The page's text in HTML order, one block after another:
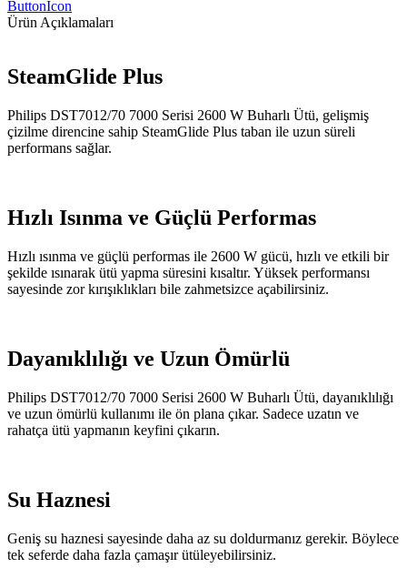
ButtonIcon
Ürün Açıklamaları
SteamGlide Plus
Philips DST7012/70 7000 Serisi 2600 W Buharlı Ütü, gelişmiş
çizilme direncine sahip SteamGlide Plus taban ile uzun süreli
performans sağlar.
Hızlı Isınma ve Güçlü Performas
Hızlı ısınma ve güçlü performas ile 2600 W gücü, hızlı ve etkili bir
şekilde ısınarak ütü yapma süresini kısaltır. Yüksek performansı
sayesinde zor kırışıklıkları bile zahmetsizce açabilirsiniz.
Dayanıklılığı ve Uzun Ömürlü
Philips DST7012/70 7000 Serisi 2600 W Buharlı Ütü, dayanıklılığı
ve uzun ömürlü kullanımı ile ön plana çıkar. Sadece uzatın ve
rahatça ütü yapmanın keyfini çıkarın.
Su Haznesi
Geniş su haznesi sayesinde daha az su doldurmanız gerekir. Böylece
tek seferde daha fazla çamaşır ütüleyebilirsiniz.